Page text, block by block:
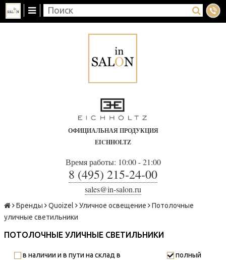
ОФИЦИАЛЬНАЯ ПРОДУКЦИЯ
EICHHOLTZ
Время работы: 10:00 - 21:00
8 (495) 215-24-00
sales@in-salon.ru
Бренды Quoizel Уличное освещение
Потолочные
уличные светильники
ПОТОЛОЧНЫЕ УЛИЧНЫЕ СВЕТИЛЬНИКИ
в наличии и в пути на склад в
полный